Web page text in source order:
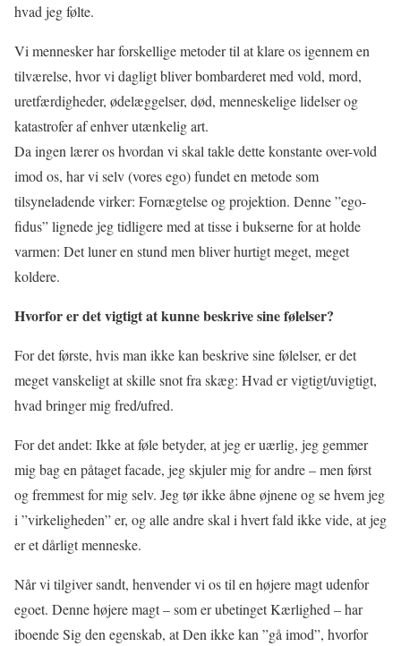
hvad jeg følte.
Vi mennesker har forskellige metoder til at klare os igennem en
tilværelse, hvor vi dagligt bliver bombarderet med vold, mord,
uretfærdigheder, ødelæggelser, død, menneskelige lidelser og
katastrofer af enhver utænkelig art.
Da ingen lærer os hvordan vi skal takle dette konstante over-vold
imod os, har vi selv (vores ego) fundet en metode som
tilsyneladende virker: Fornægtelse og projektion. Denne ”ego-
fidus” lignede jeg tidligere med at tisse i bukserne for at holde
varmen: Det luner en stund men bliver hurtigt meget, meget
koldere.
Hvorfor er det vigtigt at kunne beskrive sine følelser?
For det første, hvis man ikke kan beskrive sine følelser, er det
meget vanskeligt at skille snot fra skæg: Hvad er vigtigt/uvigtigt,
hvad bringer mig fred/ufred.
For det andet: Ikke at føle betyder, at jeg er uærlig, jeg gemmer
mig bag en påtaget facade, jeg skjuler mig for andre – men først
og fremmest for mig selv. Jeg tør ikke åbne øjnene og se hvem jeg
i ”virkeligheden” er, og alle andre skal i hvert fald ikke vide, at jeg
er et dårligt menneske.
Når vi tilgiver sandt, henvender vi os til en højere magt udenfor
egoet. Denne højere magt – som er ubetinget Kærlighed – har
iboende Sig den egenskab, at Den ikke kan ”gå imod”, hvorfor